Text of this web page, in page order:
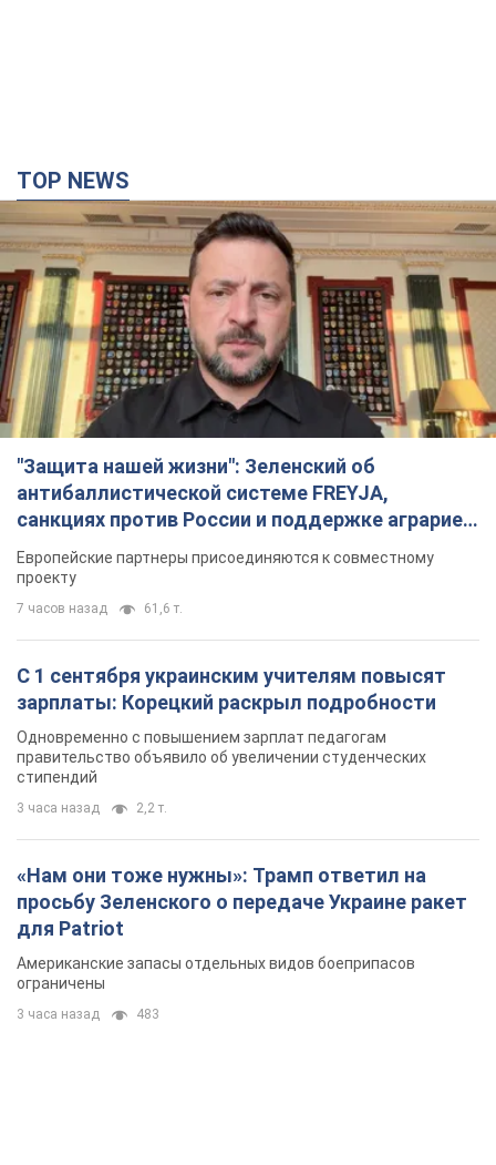
TOP NEWS
"Защита нашей жизни": Зеленский об
антибаллистической системе FREYJA,
санкциях против России и поддержке аграриев.
Видео
Европейские партнеры присоединяются к совместному
проекту
7 часов назад 61,6 т.
С 1 сентября украинским учителям повысят
зарплаты: Корецкий раскрыл подробности
Одновременно с повышением зарплат педагогам
правительство объявило об увеличении студенческих
стипендий
3 часа назад 2,2 т.
«Нам они тоже нужны»: Трамп ответил на
просьбу Зеленского о передаче Украине ракет
для Patriot
Американские запасы отдельных видов боеприпасов
ограничены
3 часа назад 483